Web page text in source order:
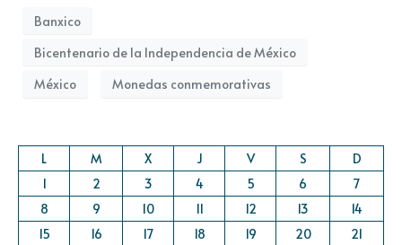
Banxico
Bicentenario de la Independencia de México
México
Monedas conmemorativas
L M X J V S
D
1
2 3 4 5 6
7
8
9 10 11 12 13
14
15
16 17 18 19 20
21